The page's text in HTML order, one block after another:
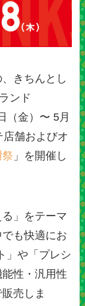
きちんとし
ンド
（金）〜 5月
舗およびオ
」を開催し
」をテーマ
も快適にお
」や「プレシ
性・汎用性
売しま